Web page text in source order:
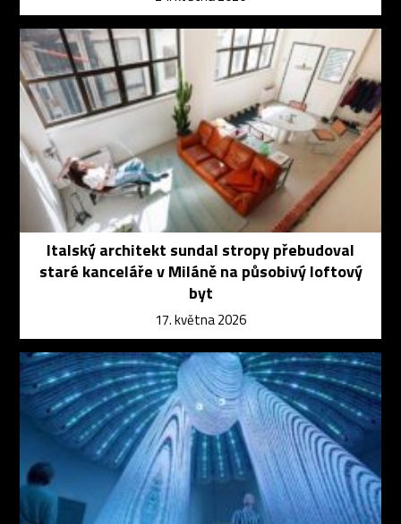
Italský architekt sundal stropy přebudoval
staré kanceláře v Miláně na působivý loftový
byt
17. května 2026